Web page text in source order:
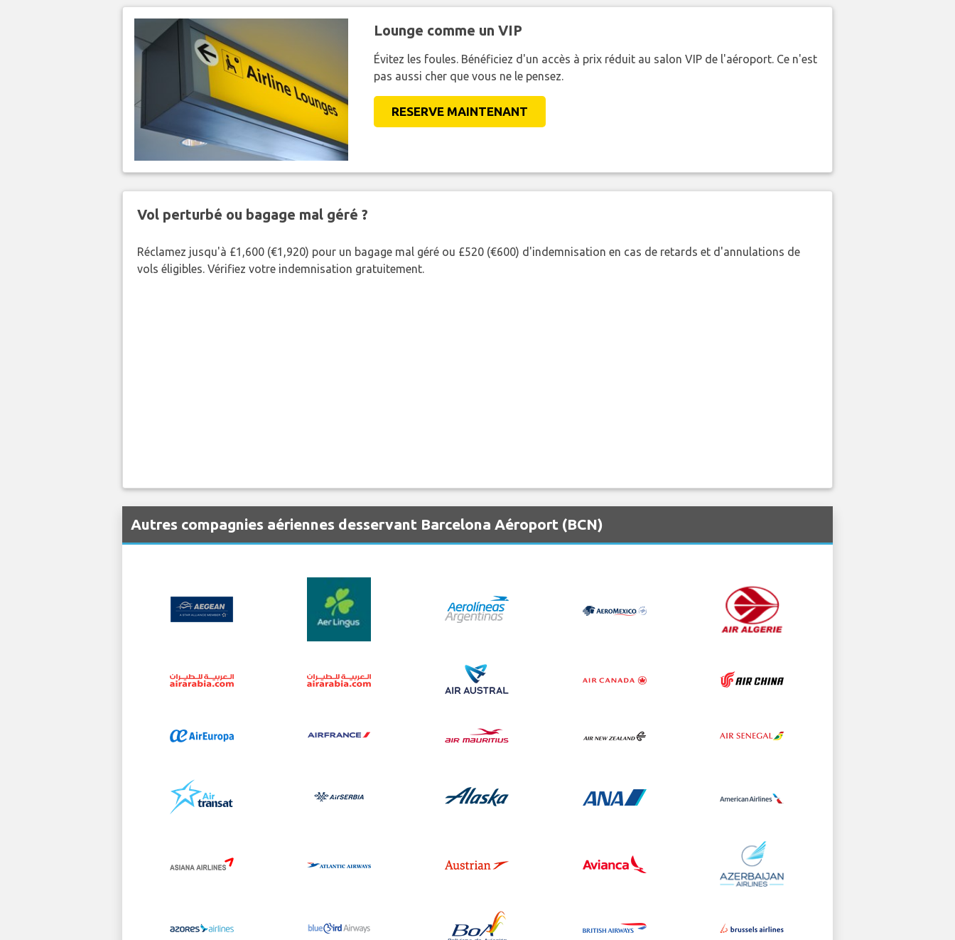
Lounge comme un VIP
Évitez les foules. Bénéficiez d'un accès à prix réduit au salon VIP de l'aéroport. Ce n'est
pas aussi cher que vous ne le pensez.
RESERVE MAINTENANT
Vol perturbé ou bagage mal géré ?
Réclamez jusqu'à £1,600 (€1,920) pour un bagage mal géré ou £520 (€600) d'indemnisation en cas de retards et d'annulations de
vols éligibles. Vérifiez votre indemnisation gratuitement.
Autres compagnies aériennes desservant Barcelona Aéroport (BCN)